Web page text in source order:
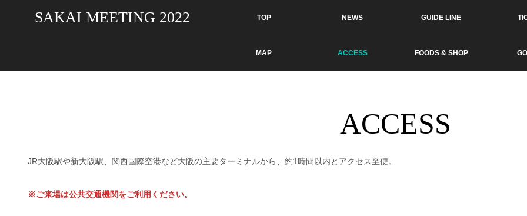
SAKAI MEETING 2022 TOP NEWS GUIDE LINE
MAP ACCESS FOODS & SHOP
ACCESS
JR大阪駅や新大阪駅、関西国際空港など大阪の主要ターミナルから、約1時間以内とアクセス至便。
※ご来場は公共交通機関をご利用ください。